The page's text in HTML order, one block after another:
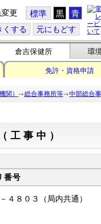
更 標準 黒 青
くする 元にもどす
倉吉保健所 環
免許・資格申請
関） 総合事務所等 中部総合
工事中）
番号
４８０３（局内共通）